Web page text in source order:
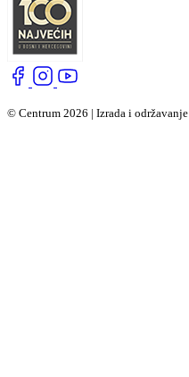
© Centrum 2026 | Izrada i održavanje